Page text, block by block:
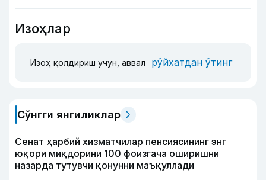
Изоҳлар
Изоҳ қолдириш учун, аввал рўйхатдан ўтинг
Сўнгги янгиликлар
Сенат ҳарбий хизматчилар пенсиясининг энг
юқори миқдорини 100 фоизгача оширишни
назарда тутувчи қонунни маъқуллади